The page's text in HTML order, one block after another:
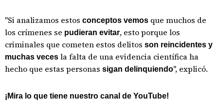
"Si analizamos estos conceptos vemos que muchos de
los crímenes se pudieran evitar, esto porque los
criminales que cometen estos delitos son reincidentes y
muchas veces la falta de una evidencia científica ha
hecho que estas personas sigan delinquiendo", explicó.
¡Mira lo que tiene nuestro canal de YouTube!